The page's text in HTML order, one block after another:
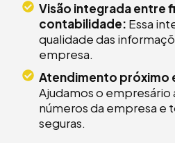
Visão integrada entre
contabilidade: Essa
qualidade das
empresa.
Atendimento próximo
Ajudamos o empresário
números da empresa e
seguras.